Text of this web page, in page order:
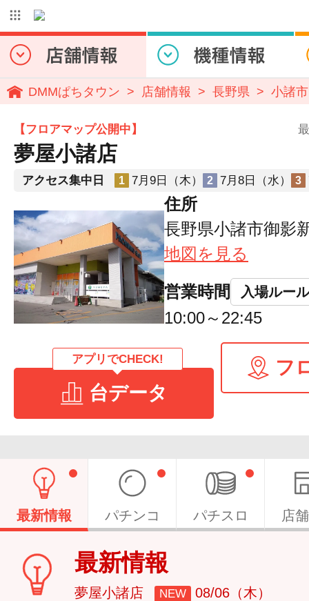
DMMぱちタウン 店舗情報 長野県 小諸市
【フロアマップ公開中】
夢屋小諸店
アクセス集中日 1 7月9日（木） 2 7月8日（水） 3
住所
長野県小諸市御影
地図を見る
営業時間 入場ルール
10:00～22:45
アプリでCHECK!
台データ
フ
最新情報 パチンコ パチスロ 店
最新情報
夢屋小諸店 NEW 08/06（木）